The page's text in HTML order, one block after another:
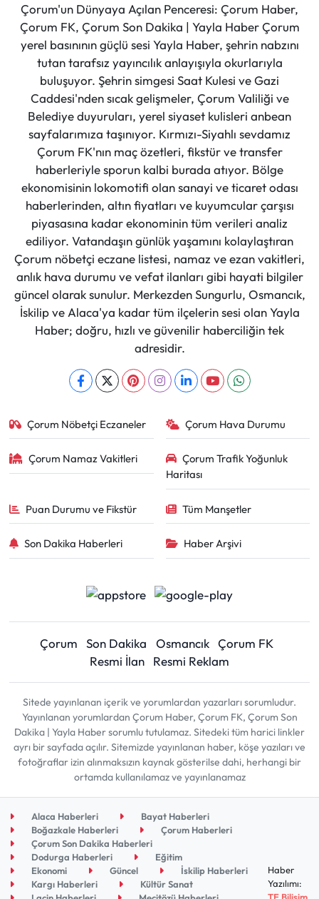
Çorum'un Dünyaya Açılan Penceresi: Çorum Haber,
Çorum FK, Çorum Son Dakika | Yayla Haber Çorum
yerel basınının güçlü sesi Yayla Haber, şehrin nabzını
tutan tarafsız yayıncılık anlayışıyla okurlarıyla
buluşuyor. Şehrin simgesi Saat Kulesi ve Gazi
Caddesi'nden sıcak gelişmeler, Çorum Valiliği ve
Belediye duyuruları, yerel siyaset kulisleri anbean
sayfalarımıza taşınıyor. Kırmızı-Siyahlı sevdamız
Çorum FK'nın maç özetleri, fikstür ve transfer
haberleriyle sporun kalbi burada atıyor. Bölge
ekonomisinin lokomotifi olan sanayi ve ticaret odası
haberlerinden, altın fiyatları ve kuyumcular çarşısı
piyasasına kadar ekonominin tüm verileri analiz
ediliyor. Vatandaşın günlük yaşamını kolaylaştıran
Çorum nöbetçi eczane listesi, namaz ve ezan vakitleri,
anlık hava durumu ve vefat ilanları gibi hayati bilgiler
güncel olarak sunulur. Merkezden Sungurlu, Osmancık,
İskilip ve Alaca'ya kadar tüm ilçelerin sesi olan Yayla
Haber; doğru, hızlı ve güvenilir haberciliğin tek
adresidir.
Çorum Nöbetçi Eczaneler Çorum Hava Durumu
Çorum Namaz Vakitleri
Çorum Trafik Yoğunluk
Haritası
Puan Durumu ve Fikstür Tüm Manşetler
Son Dakika Haberleri Haber Arşivi
Çorum Son Dakika Osmancık Çorum FK
Resmi İlan
Resmi Reklam
Sitede yayınlanan içerik ve yorumlardan yazarları sorumludur.
Yayınlanan yorumlardan Çorum Haber, Çorum FK, Çorum Son
Dakika | Yayla Haber sorumlu tutulamaz. Sitedeki tüm harici linkler
ayrı bir sayfada açılır. Sitemizde yayınlanan haber, köşe yazıları ve
fotoğraflar izin alınmaksızın kaynak gösterilse dahi, herhangi bir
ortamda kullanılamaz ve yayınlanamaz
Alaca Haberleri
Bayat Haberleri
Boğazkale Haberleri
Çorum Haberleri
Çorum Son Dakika Haberleri
Dodurga Haberleri
Eğitim
Ekonomi
Güncel
İskilip Haberleri
Kargı Haberleri
Kültür Sanat
Haber
Yazılımı: